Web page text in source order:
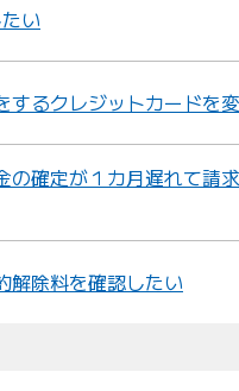
い
るクレジットカードを
確定が１カ月遅れて請
除料を確認したい